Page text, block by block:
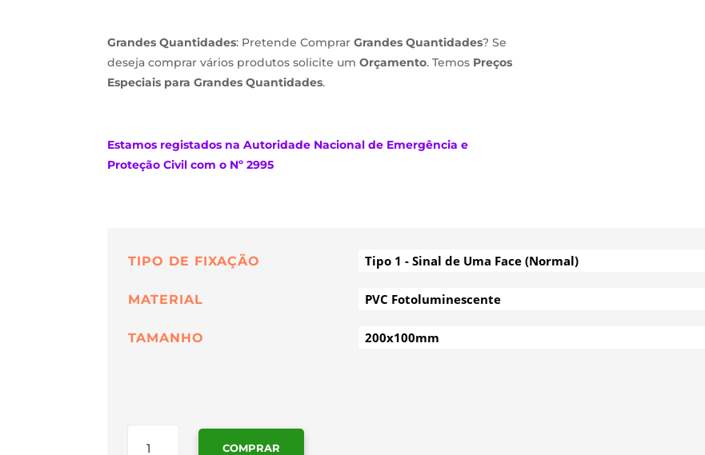
Grandes Quantidades: Pretende ComprarGrandes Quantidades? Se
deseja comprar vários produtos solicite umOrçamento. Temos Preços
Especiais para Grandes Quantidades.
Estamos registados na Autoridade Nacional de Emergência e
Proteção Civil com o Nº 2995
TIPO DE FIXAÇÃO
MATERIAL
TAMANHO
QUANTIDADE
COMPRAR